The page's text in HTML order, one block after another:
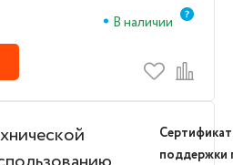
В наличии
поддержки